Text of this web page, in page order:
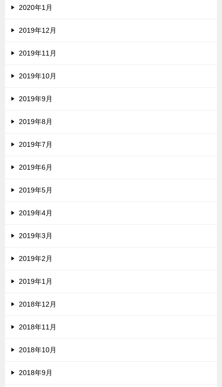
2020年1月
2019年12月
2019年11月
2019年10月
2019年9月
2019年8月
2019年7月
2019年6月
2019年5月
2019年4月
2019年3月
2019年2月
2019年1月
2018年12月
2018年11月
2018年10月
2018年9月